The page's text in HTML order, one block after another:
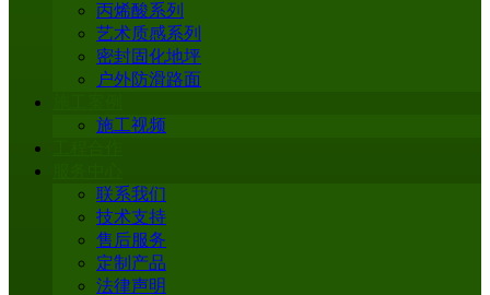
丙烯酸系列
艺术质感系列
密封固化地坪
户外防滑路面
施工视频
联系我们
技术支持
售后服务
定制产品
法律声明